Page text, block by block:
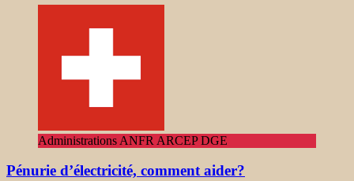
Administrations ANFR ARCEP DGE
Pénurie d’électricité, comment aider?